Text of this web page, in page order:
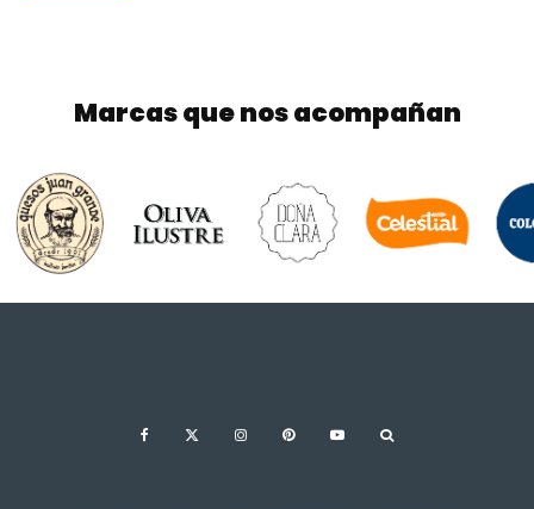
Marcas que nos acompañan